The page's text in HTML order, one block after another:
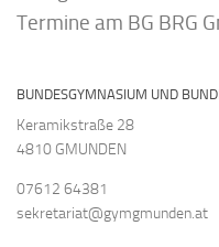
Termine am BG BRG
BUNDESGYMNASIUM UND
Keramikstraße 28
4810 GMUNDEN
07612 64381
sekretariat@gymgmunden.at